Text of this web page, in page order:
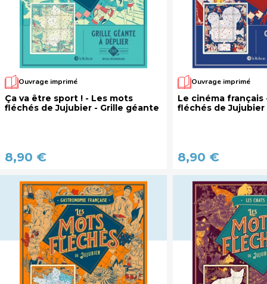
Ouvrage imprimé
Ça va être sport ! - Les mots
fléchés de Jujubier - Grille géante
8,90 €
Ouvrage imprimé
Le cinéma français
fléchés de
8,90 €